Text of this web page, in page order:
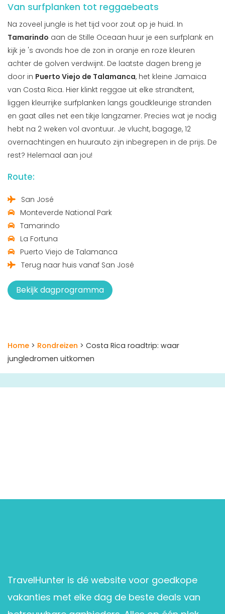
Van surfplanken tot reggaebeats
Na zoveel jungle is het tijd voor zout op je huid. In
Tamarindo aan de Stille Oceaan huur je een surfplank en
kijk je 's avonds hoe de zon in oranje en roze kleuren
achter de golven verdwijnt. De laatste dagen breng je
door in Puerto Viejo de Talamanca, het kleine Jamaica
van Costa Rica. Hier klinkt reggae uit elke strandtent,
liggen kleurrijke surfplanken langs goudkleurige stranden
en gaat alles net een tikje langzamer. Precies wat je nodig
hebt na 2 weken vol avontuur. Je vlucht, bagage, 12
overnachtingen en huurauto zijn inbegrepen in de prijs. De
rest? Helemaal aan jou!
Route:
San José
Monteverde National Park
Tamarindo
La Fortuna
Puerto Viejo de Talamanca
Terug naar huis vanaf San José
Bekijk dagprogramma
Home > Rondreizen > Costa Rica roadtrip: waar
jungledromen uitkomen
TravelHunter is dé website voor goedkope
vakanties met elke dag de beste deals van